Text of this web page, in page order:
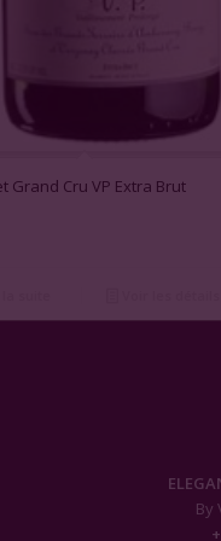
Grand Cru VP Extra Brut
By